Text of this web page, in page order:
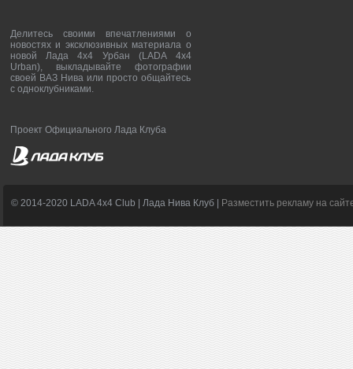
Делитесь своими впечатлениями о
новостях и эксклюзивных материала о
новой Лада 4х4 Урбан (LADA 4x4
Urban), выкладывайте фотографии
своей ВАЗ Нива или просто общайтесь
с одноклубниками.
Проект Официального Лада Клуба
© 2014-2020 LADA 4x4 Club | Лада Нива Клуб | Разместить рекламу на